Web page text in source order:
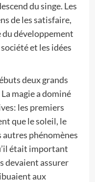
du singe. Les
de les satisfaire,
du développement
et les idées
deux grands
magie a dominé
les premiers
que le soleil, le
phénomènes
était important
devaient assurer
aux